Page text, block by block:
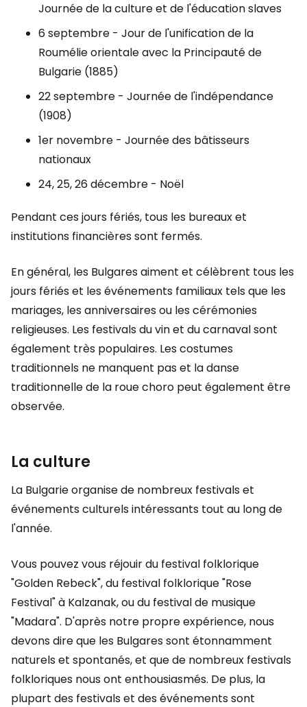
Journée de la culture et de l'éducation slaves
6 septembre - Jour de l'unification de la
Roumélie orientale avec la Principauté de
Bulgarie (1885)
22 septembre - Journée de l'indépendance
(1908)
1er novembre - Journée des bâtisseurs
nationaux
24, 25, 26 décembre - Noël
Pendant ces jours fériés, tous les bureaux et
institutions financières sont fermés.
En général, les Bulgares aiment et célèbrent tous les
jours fériés et les événements familiaux tels que les
mariages, les anniversaires ou les cérémonies
religieuses. Les festivals du vin et du carnaval sont
également très populaires. Les costumes
traditionnels ne manquent pas et la danse
traditionnelle de la roue choro peut également être
observée.
La culture
La Bulgarie organise de nombreux festivals et
événements culturels intéressants tout au long de
l'année.
Vous pouvez vous réjouir du festival folklorique
"Golden Rebeck", du festival folklorique "Rose
Festival" à Kalzanak, ou du festival de musique
"Madara". D'après notre propre expérience, nous
devons dire que les Bulgares sont étonnamment
naturels et spontanés, et que de nombreux festivals
folkloriques nous ont enthousiasmés. De plus, la
plupart des festivals et des événements sont